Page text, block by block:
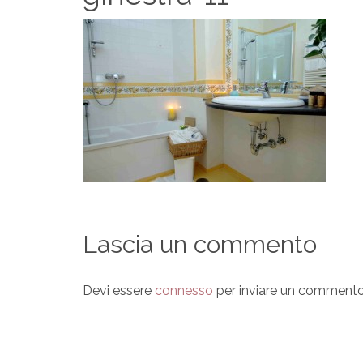
Lascia un commento
Devi essere connesso per inviare un